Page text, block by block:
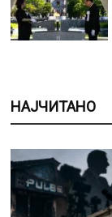
НАЈЧИТАНО